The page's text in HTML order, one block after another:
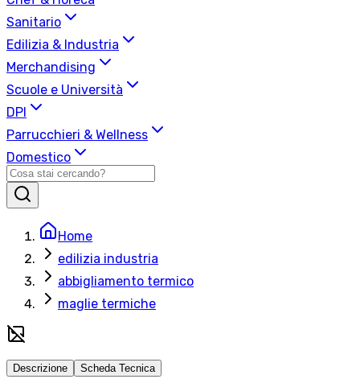
Sanitario
Edilizia & Industria
Merchandising
Scuole e Università
DPI
Parrucchieri & Wellness
Domestico
Home
edilizia industria
abbigliamento termico
maglie termiche
Descrizione Scheda Tecnica